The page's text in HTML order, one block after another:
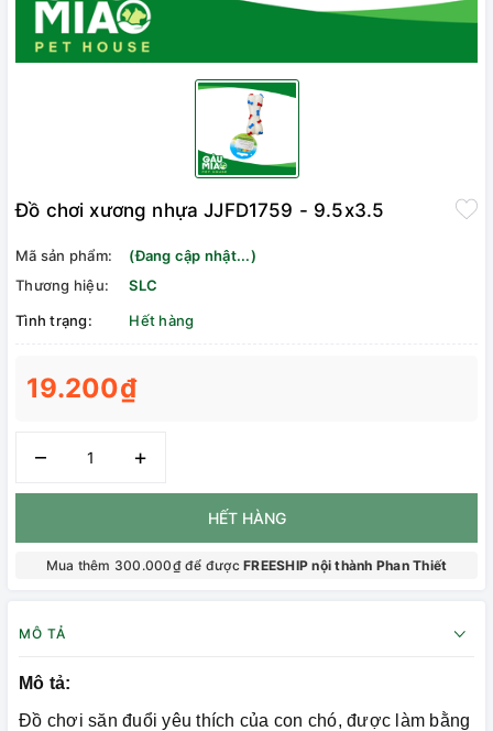
Đồ chơi xương nhựa JJFD1759 - 9.5x3.5
Mã sản phẩm:
(Đang cập nhật...)
Thương hiệu:
SLC
Tình trạng:
Hết hàng
19.200₫
– +
HẾT HÀNG
Mua thêm 300.000₫ để đượcFREESHIP nội thành Phan Thiết
MÔ TẢ
Mô tả:
Đồ chơi săn đuổi yêu thích của con chó, được làm bằng